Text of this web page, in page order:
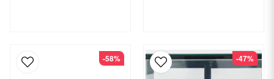
-58% -47%